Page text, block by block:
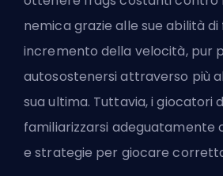
nemica grazie alle sue abilità di
incremento della velocità, pur
autosostenersi attraverso più
sua ultima. Tuttavia, i giocatori
familiarizzarsi adeguatamente
e strategie per giocare